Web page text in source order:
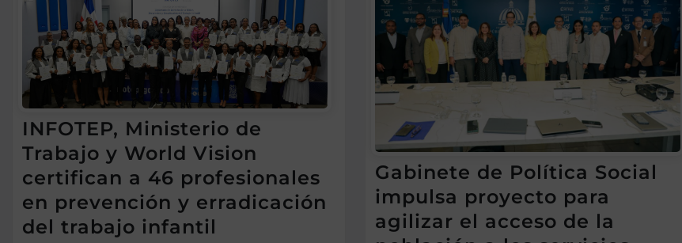
INFOTEP, Ministerio de
Trabajo y World Vision
certifican a 46 profesionales
en prevención y erradicación
del trabajo infantil
Gabinete de Política Social
impulsa proyecto para
agilizar el acceso de la